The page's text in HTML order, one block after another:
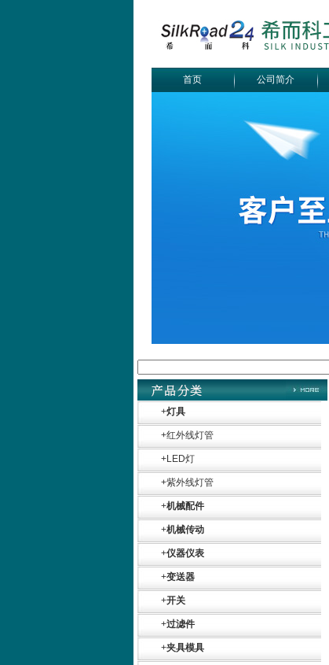
首页 公司简介
+灯具
+红外线灯管
+LED灯
+紫外线灯管
+机械配件
+机械传动
+仪器仪表
+变送器
+开关
+过滤件
+夹具模具